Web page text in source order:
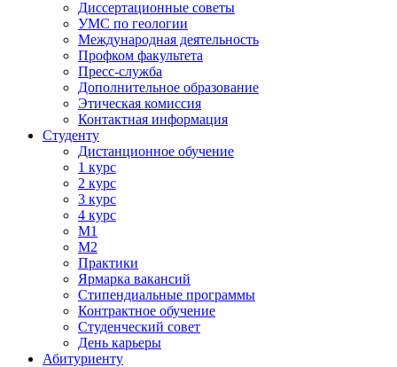
Диссертационные советы
УМС по геологии
Международная деятельность
Профком факультета
Пресс-служба
Дополнительное образование
Этическая комиссия
Контактная информация
Студенту
Дистанционное обучение
1 курс
2 курс
3 курс
4 курс
М1
М2
Практики
Ярмарка вакансий
Стипендиальные программы
Контрактное обучение
Студенческий совет
День карьеры
Абитуриенту